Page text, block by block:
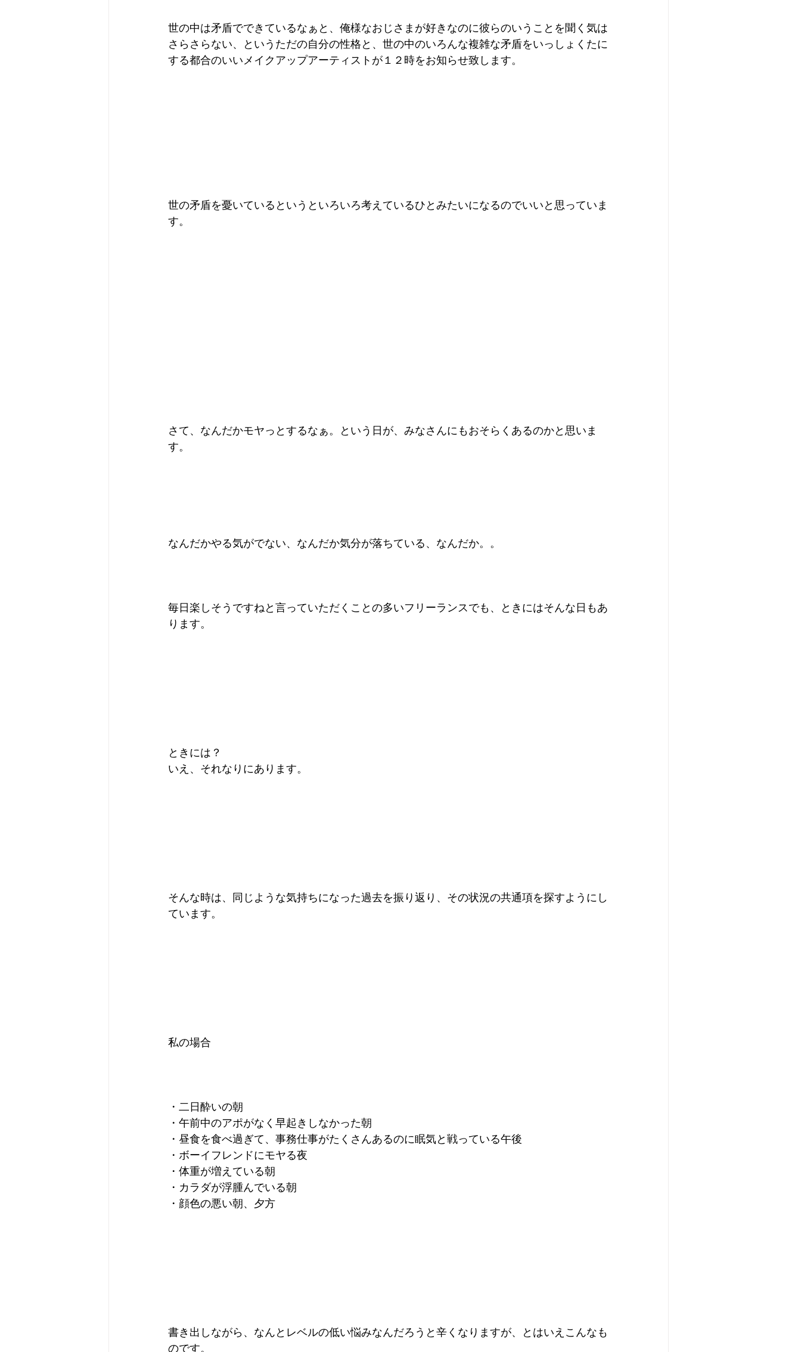
世の中は矛盾でできているなぁと、俺様なおじさまが好きなのに彼らのいうことを聞く気は
さらさらない、というただの自分の性格と、世の中のいろんな複雑な矛盾をいっしょくたに
する都合のいいメイクアップアーティストが１２時をお知らせ致します。
世の矛盾を憂いているというといろいろ考えているひとみたいになるのでいいと思っていま
す。
さて、なんだかモヤっとするなぁ。という日が、みなさんにもおそらくあるのかと思いま
す。
なんだかやる気がでない、なんだか気分が落ちている、なんだか。。
毎日楽しそうですねと言っていただくことの多いフリーランスでも、ときにはそんな日もあ
ります。
ときには？
いえ、それなりにあります。
そんな時は、同じような気持ちになった過去を振り返り、その状況の共通項を探すようにし
ています。
私の場合
・二日酔いの朝
・午前中のアポがなく早起きしなかった朝
・昼食を食べ過ぎて、事務仕事がたくさんあるのに眠気と戦っている午後
・ボーイフレンドにモヤる夜
・体重が増えている朝
・カラダが浮腫んでいる朝
・顔色の悪い朝、夕方
書き出しながら、なんとレベルの低い悩みなんだろうと辛くなりますが、とはいえこんなも
のです。